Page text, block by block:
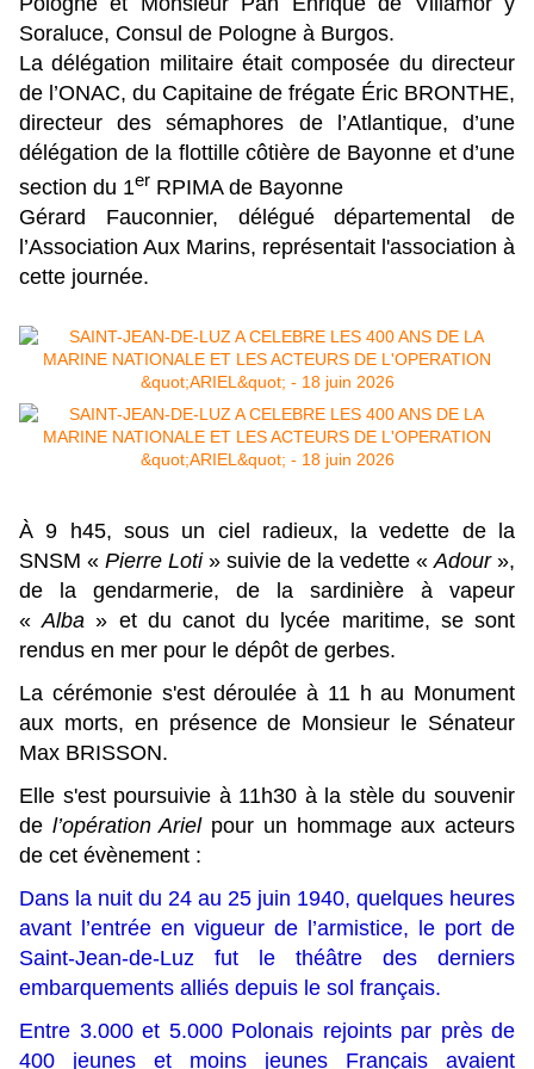
Soraluce, Consul de Pologne à Burgos.
La délégation militaire était composée du directeur
de l’ONAC, du Capitaine de frégate Éric BRONTHE,
directeur des sémaphores de l’Atlantique, d’une
délégation de la flottille côtière de Bayonne et d’une
section du 1er RPIMA de Bayonne
Gérard Fauconnier, délégué départemental de
l’Association Aux Marins, représentait l'association à
cette journée.
À 9 h45, sous un ciel radieux, la vedette de la
SNSM « Pierre Loti» suivie de la vedette «Adour»,
de la gendarmerie, de la sardinière à vapeur
«Alba » et du canot du lycée maritime, se sont
rendus en mer pour le dépôt de gerbes.
La cérémonie s'est déroulée à 11 h au Monument
aux morts, en présence de Monsieur le Sénateur
Max BRISSON.
Elle s'est poursuivie à 11h30 à la stèle du souvenir
de l’opération Ariel pour un hommage aux acteurs
de cet évènement :
Dans la nuit du 24 au 25 juin 1940, quelques heures
avant l’entrée en vigueur de l’armistice, le port de
Saint-Jean-de-Luz fut le théâtre des derniers
embarquements alliés depuis le sol français.
Entre 3.000 et 5.000 Polonais rejoints par près de
400 jeunes et moins jeunes Français avaient